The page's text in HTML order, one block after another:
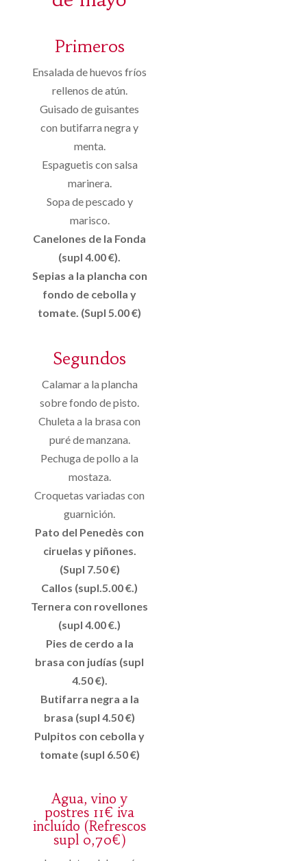
Primeros
Ensalada de huevos fríos
rellenos de atún.
Guisado de guisantes
con butifarra negra y
menta.
Espaguetis con salsa
marinera.
Sopa de pescado y
marisco.
Canelones de la Fonda
(supl 4.00 €).
Sepias a la plancha con
fondo de cebolla y
tomate. (Supl 5.00 €)
Segundos
Calamar a la plancha
sobre fondo de pisto.
Chuleta a la brasa con
puré de manzana.
Pechuga de pollo a la
mostaza.
Croquetas variadas con
guarnición.
Pato del Penedès con
ciruelas y piñones.
(Supl 7.50 €)
Callos (supl.5.00 €.)
Ternera con rovellones
(supl 4.00 €.)
Pies de cerdo a la
brasa con judías (supl
4.50 €).
Butifarra negra a la
brasa (supl 4.50 €)
Pulpitos con cebolla y
tomate (supl 6.50 €)
Agua, vino y
postres 11€ iva
incluído (Refrescos
supl 0,70€)